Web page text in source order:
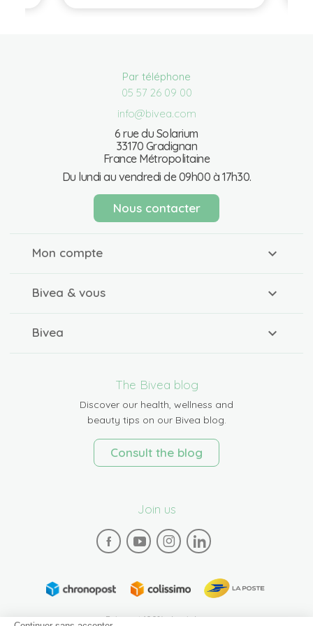
Par téléphone
05 57 26 09 00
info@bivea.com
6 rue du Solarium
33170 Gradignan
France Métropolitaine
Du lundi au vendredi de 09h00 à 17h30.
Nous contacter
Mon compte
Bivea & vous
Bivea
The Bivea blog
Discover our health, wellness and
beauty tips on our Bivea blog.
Consult the blog
Join us
Paiement 100% sécurisé